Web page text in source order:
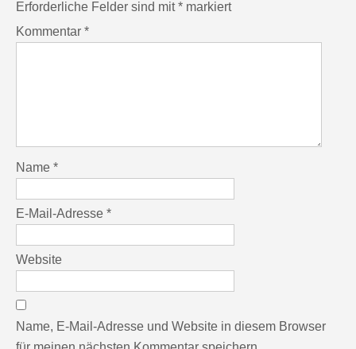
Erforderliche Felder sind mit* markiert
Kommentar *
Name *
E-Mail-Adresse *
Website
Name, E-Mail-Adresse und Website in diesem Browser